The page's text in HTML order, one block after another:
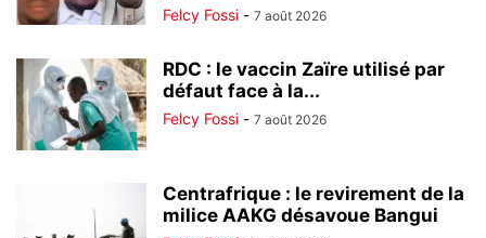
Felcy Fossi - 7 août 2026
RDC : le vaccin Zaïre utilisé par
défaut face à la...
Felcy Fossi - 7 août 2026
Centrafrique : le revirement de la
milice AAKG désavoue Bangui